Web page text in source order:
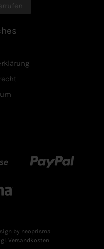
Paypal
by neoprisma
Versandkosten